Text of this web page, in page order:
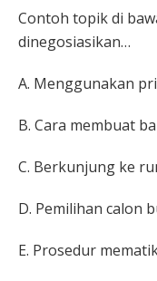
Contoh topik di
dinegosiasikan…
A. Menggunakan
B. Cara membuat
C. Berkunjung ke
D. Pemilihan calon
E. Prosedur